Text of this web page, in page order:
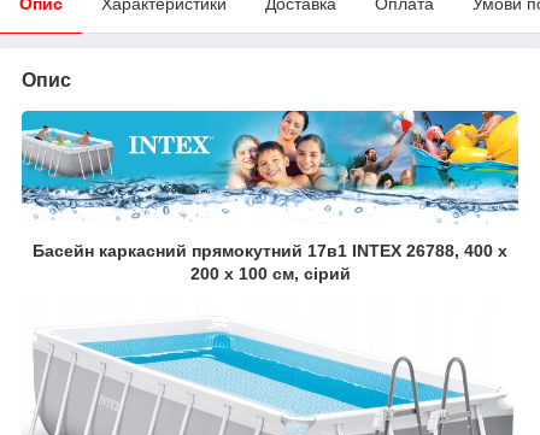
Опис
Басейн каркасний прямокутний 17в1 INTEX 26788, 400 x
200 x 100 см, сірий